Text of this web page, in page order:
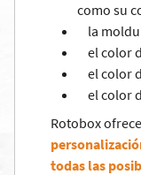
como su
la
el color
el color
el color
Rotobox ofrece
todas las